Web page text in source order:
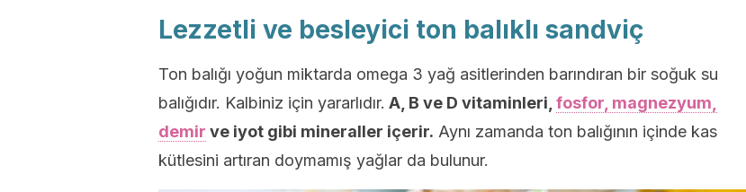
Lezzetli ve besleyici ton balıklı sandviç
Ton balığı yoğun miktarda omega 3 yağ asitlerinden barındıran bir soğuk su
balığıdır. Kalbiniz için yararlıdır. A, B ve D vitaminleri, fosfor, magnezyum,
demir ve iyot gibi mineraller içerir. Aynı zamanda ton balığının içinde kas
kütlesini artıran doymamış yağlar da bulunur.